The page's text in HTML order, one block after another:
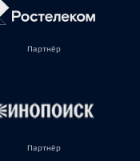
Партнёр
Партнёр